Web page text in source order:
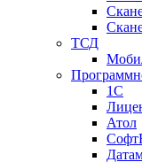
ТСД
1С
Атол